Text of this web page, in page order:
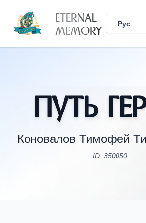
ETERNAL
MEMORY Рус
Путь
Коновалов Тимофей
ID: 350050